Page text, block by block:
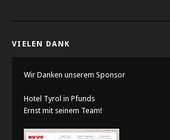
VIELEN DANK
Wir Danken unserem Sponsor
Hotel Tyrol in Pfunds
Ernst mit seinem Team!